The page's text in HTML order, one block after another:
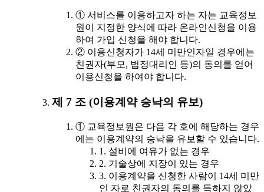
① 서비스를 이용하고자 하는 자는 교육정보
원이 지정한 양식에 따라 온라인신청을 이용
하여 가입 신청을 해야 합니다.
② 이용신청자가 14세 미만인자일 경우에는
친권자(부모, 법정대리인 등)의 동의를 얻어
이용신청을 하여야 합니다.
제 7 조 (이용계약 승낙의 유보)
① 교육정보원은 다음 각 호에 해당하는 경우
에는 이용계약의 승낙을 유보할 수 있습니다.
1. 설비에 여유가 없는 경우
2. 기술상에 지장이 있는 경우
3. 이용계약을 신청한 사람이 14세 미만
인 자로 친권자의 동의를 득하지 않았